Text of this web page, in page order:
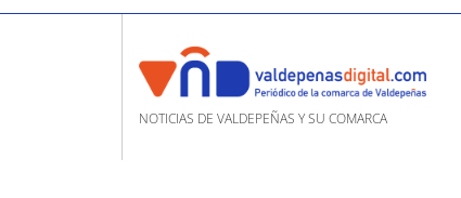
NOTICIAS DE VALDEPEÑAS Y SU COMARCA